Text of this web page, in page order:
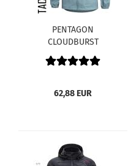
PENTAGON
CLOUDBURST
PACKBARE
HERREN REGENJACKE
62,88 EUR